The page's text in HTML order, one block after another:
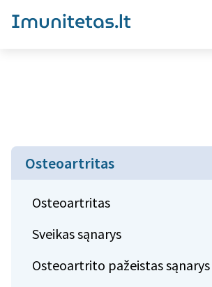
Imunitetas.lt
Osteoartritas
Osteoartritas
Sveikas sąnarys
Osteoartrito pažeistas sąnarys